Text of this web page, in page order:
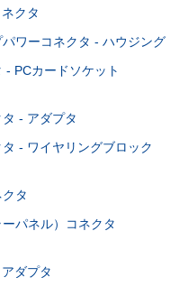
クタ
ワーコネクタ - ハウジング
- PCカードソケット
- アダプタ
- ワイヤリングブロック
タ
パネル）コネクタ
ダプタ